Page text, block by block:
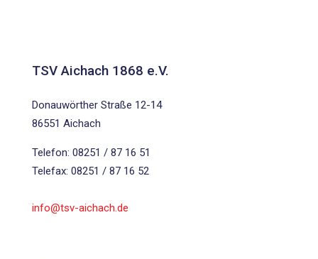
TSV Aichach 1868 e.V.
Donauwörther Straße 12-14
86551 Aichach
Telefon: 08251 / 87 16 51
Telefax: 08251 / 87 16 52
info@tsv-aichach.de